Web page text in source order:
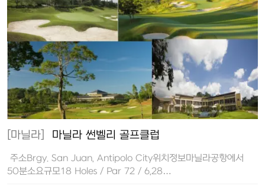
[마닐라] 마닐라 썬벨리 골프클럽
주소Brgy. San Juan, Antipolo City위치정보마닐라공항에서
50분소요규모18 Holes / Par 72 / 6,28…